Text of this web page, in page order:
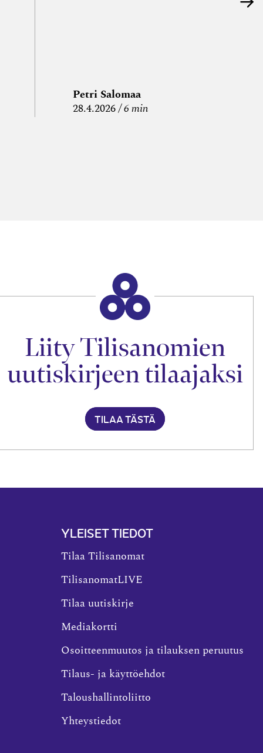
Petri Salomaa
28.4.2026 6 min
Liity Tilisanomien
uutiskirjeen tilaajaksi
TILAA TÄSTÄ
YLEISET TIEDOT
Tilaa Tilisanomat
TilisanomatLIVE
Tilaa uutiskirje
Mediakortti
Osoitteenmuutos ja tilauksen peruutus
Tilaus- ja käyttöehdot
Taloushallintoliitto
Yhteystiedot